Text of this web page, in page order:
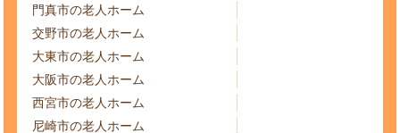
門真市の老人ホーム
交野市の老人ホーム
大東市の老人ホーム
大阪市の老人ホーム
西宮市の老人ホーム
尼崎市の老人ホーム